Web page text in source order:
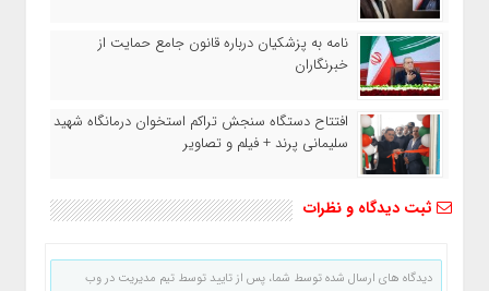
نامه به پزشکیان درباره قانون جامع حمایت از
خبرنگاران
افتتاح دستگاه سنجش تراکم استخوان درمانگاه شهید
سلیمانی پرند + فیلم و تصاویر
ثبت دیدگاه و نظرات
دیدگاه های ارسال شده توسط شما، پس از تایید توسط تیم مدیریت در وب